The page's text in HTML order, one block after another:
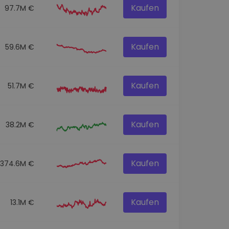
97.7M € Kaufen
59.6M € Kaufen
51.7M € Kaufen
38.2M € Kaufen
374.6M € Kaufen
13.1M € Kaufen